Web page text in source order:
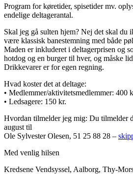
Program for køretider, spisetider mv.
endelige deltagerantal.
Skal jeg gå sulten hjem? Nej det skal
være klassisk banestemning med både
Maden er inkluderet i deltagerprisen og
hotdog og en burger til hver, og måske
Drikkevarer er for egen regning.
Hvad koster det at deltage:
• Medlemmer/aktivitetsmedlemmer: 400
• Ledsagere: 150 kr.
Hvordan tilmelder jeg mig: Du tilmelder
august til
Ole Sylvester Olesen, 51 25 88 28 –
Med venlig hilsen
Kredsene Vendsyssel, Aalborg, Thy-